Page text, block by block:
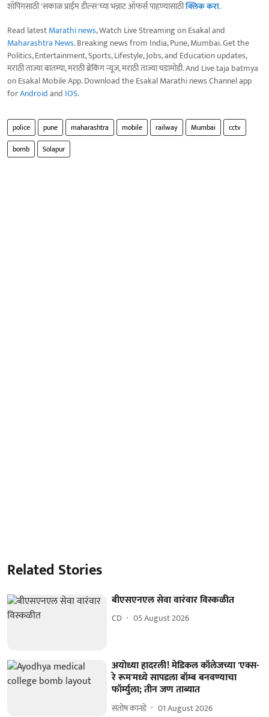
शॉपिंगसाठी 'सकाळ प्राईम डील्स'च्या भन्नाट ऑफर्स पाहण्यासाठीक्लिक करा.
Read latestMarathi news, Watch Live Streaming on Esakal and
Maharashtra News. Breaking news from India, Pune, Mumbai. Get the
Politics, Entertainment, Sports, Lifestyle, Jobs, and Education updates,
मराठी ताज्या बातम्या, मराठी ब्रेकिंग न्यूज, मराठी ताज्या घडामोडी. And Live taja batmya
on Esakal Mobile App. Download the Esakal Marathi news Channel app
forAndroidand IOS.
police pune maharashtra mobile railway Mumbai
cctv
bomb
Solapur
Related Stories
बीएसएनएल सेवा वारंवार विस्कळीत
CD 05 August 2026
अयोध्या हादरली! मेडिकल कॉलेजच्या 'एक्स-
रे रूम'मध्ये सापडला बॉम्ब बनवण्याचा
फॉर्म्युला; तीन जण ताब्यात
संतोष कानडे 01 August 2026